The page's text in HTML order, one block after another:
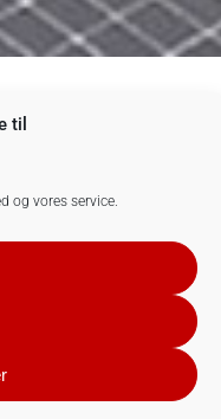
til
og vores service.